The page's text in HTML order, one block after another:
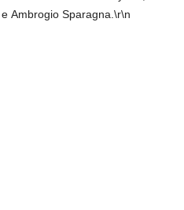
Ambrogio Sparagna.\r\n